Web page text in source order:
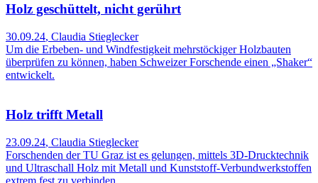
Holz geschüttelt, nicht gerührt
30.09.24, Claudia Stieglecker
Um die Erbeben- und Windfestigkeit mehrstöckiger Holzbauten
überprüfen zu können, haben Schweizer Forschende einen „Shaker“
entwickelt.
Holz trifft Metall
23.09.24, Claudia Stieglecker
Forschenden der TU Graz ist es gelungen, mittels 3D-Drucktechnik
und Ultraschall Holz mit Metall und Kunststoff-Verbundwerkstoffen
extrem fest zu verbinden.